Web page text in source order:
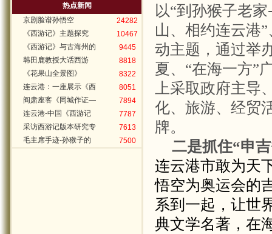
热点新闻
京剧脸谱孙悟空
24282
《西游记》主题探究
10467
《西游记》与古海州的
9445
韩田鹿教授大话西游
8818
《花果山全景图》
8322
连云港：一座展示《西
8051
阎肃座客《同城作证—
7894
连云港-中国《西游记
7787
采访西游记版本研究专
7613
毛主席手迹-孙猴子的
7500
以“到孙猴子老家
山、相约连云港
动主题，通过举
夏、“在海一方”
上采取政府主
化、旅游、经贸
牌。
二是抓住“申
连云港市敢为天
悟空为奥运会的
系到一起，让世
典文学名著，在